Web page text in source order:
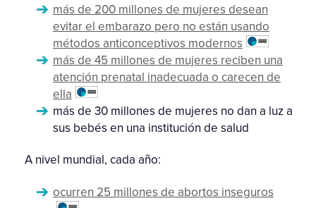
más de 200 millones de mujeres desean
evitar el embarazo pero no están usando
métodos anticonceptivos modernos
más de 45 millones de mujeres reciben una
atención prenatal inadecuada o carecen de
ella
más de 30 millones de mujeres no dan a luz a
sus bebés en una institución de salud
A nivel mundial, cada año:
ocurren 25 millones de abortos inseguros